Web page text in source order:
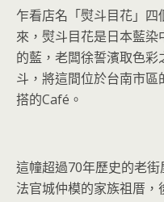
乍看店名「熨斗目花」
來，熨斗目花是日本藍
的藍，老闆徐誓濱取色
斗，將這間位於台南市
搭的Café。
這幢超過70年歷史的老
法官城仲模的家族祖厝，